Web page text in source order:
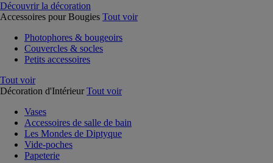
Découvrir la décoration
Accessoires pour Bougies Tout voir
Photophores & bougeoirs
Couvercles & socles
Petits accessoires
Tout voir
Décoration d'Intérieur Tout voir
Vases
Accessoires de salle de bain
Les Mondes de Diptyque
Vide-poches
Papeterie